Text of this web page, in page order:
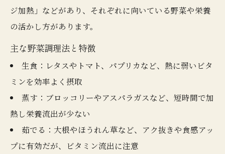
ジ加熱」などがあり、それぞれに向いている野菜や栄養
の活かし方があります。
主な野菜調理法と特徴
生食：レタスやトマト、パプリカなど、熱に弱いビタ
ミンを効率よく摂取
蒸す：ブロッコリーやアスパラガスなど、短時間で加
熱し栄養流出が少ない
茹でる：大根やほうれん草など、アク抜きや食感アッ
プに有効だが、ビタミン流出に注意